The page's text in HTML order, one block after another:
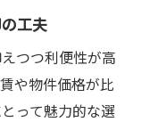
工夫
つつ利便性が高
や物件価格が比
って魅力的な選